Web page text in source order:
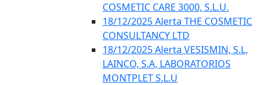
COSMETIC CARE 3000, S.L.U.
18/12/2025 Alerta THE COSMETIC
CONSULTANCY LTD
18/12/2025 Alerta VESISMIN, S.L,
LAINCO, S.A, LABORATORIOS
MONTPLET S.L.U